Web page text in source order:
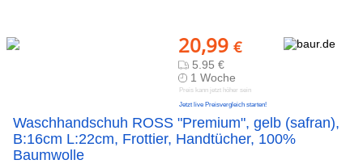
20,99 €
5.95 €
1 Woche
Preis kann jetzt höher sein
Jetzt live Preisvergleich starten!
Waschhandschuh ROSS "Premium", gelb (safran),
B:16cm L:22cm, Frottier, Handtücher, 100%
Baumwolle